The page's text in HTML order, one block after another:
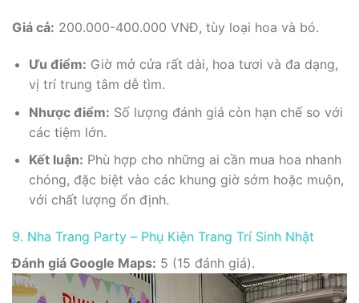
Giá cả: 200.000-400.000 VNĐ, tùy loại hoa và bó.
Ưu điểm: Giờ mở cửa rất dài, hoa tươi và đa dạng,
vị trí trung tâm dễ tìm.
Nhược điểm: Số lượng đánh giá còn hạn chế so với
các tiệm lớn.
Kết luận: Phù hợp cho những ai cần mua hoa nhanh
chóng, đặc biệt vào các khung giờ sớm hoặc muộn,
với chất lượng ổn định.
9. Nha Trang Party – Phụ Kiện Trang Trí Sinh Nhật
Đánh giá Google Maps: 5 (15 đánh giá).